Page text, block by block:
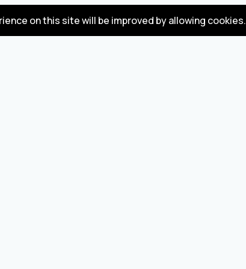
on this site will be improved by allowing cookies.